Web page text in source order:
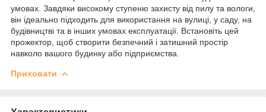
умовах. Завдяки високому ступеню захисту від пилу та вологи,
він ідеально підходить для використання на вулиці, у саду, на
будівництві та в інших умовах експлуатації. Встановіть цей
прожектор, щоб створити безпечний і затишний простір
навколо вашого будинку або підприємства.
Приховати